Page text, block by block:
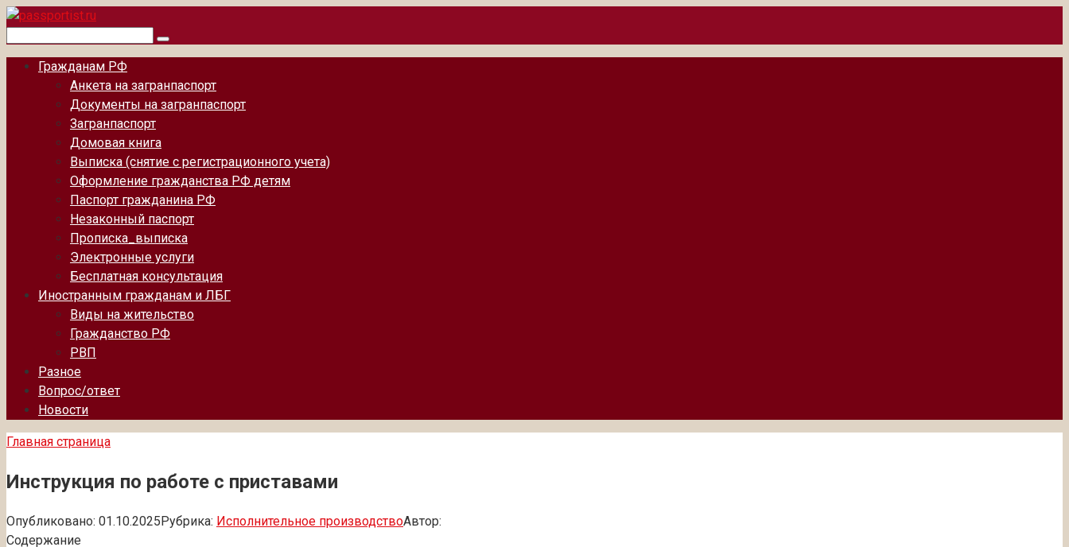
Перейти
Гражданам РФ
Анкета на загранпаспорт
Документы на загранпаспорт
Загранпаспорт
Домовая книга
Выписка (снятие с регистрационного учета)
Оформление гражданства РФ детям
Паспорт гражданина РФ
Незаконный паспорт
Прописка_выписка
Электронные услуги
Бесплатная консультация
Иностранным гражданам и ЛБГ
Виды на жительство
Гражданство РФ
РВП
Разное
Вопрос/ответ
Новости
Главная страница
Инструкция по работе с приставами
Опубликовано: 01.10.2025Рубрика: Исполнительное производствоАвтор:
Содержание